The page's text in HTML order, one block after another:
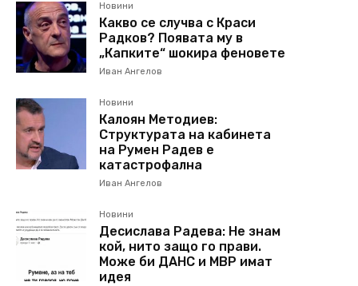
Новини
Какво се случва с Краси
Радков? Появата му в
„Капките“ шокира феновете
Иван Ангелов
Новини
Калоян Методиев:
Структурата на кабинета
на Румен Радев е
катастрофална
Иван Ангелов
Новини
Десислава Радева: Не знам
кой, нито защо го прави.
Може би ДАНС и МВР имат
идея